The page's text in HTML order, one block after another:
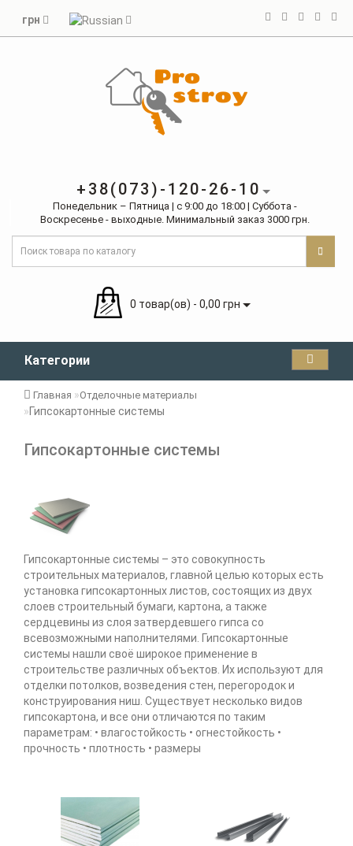
грн
+38(073)-120-26-10
Понедельник – Пятница | с 9:00 до 18:00 | Суббота -
Воскресенье - выходные. Минимальный заказ 3000 грн.
0 товар(ов) - 0,00 грн
Категории
Главная Отделочные материалы
Гипсокартонные системы
Гипсокартонные системы
Гипсокартонные системы – это совокупность
строительных материалов, главной целью которых есть
установка гипсокартонных листов, состоящих из двух
слоев строительный бумаги, картона, а также
сердцевины из слоя затвердевшего гипса со
всевозможными наполнителями. Гипсокартонные
системы нашли своё широкое применение в
строительстве различных объектов. Их используют для
отделки потолков, возведения стен, перегородок и
конструирования ниш. Существует несколько видов
гипсокартона, и все они отличаются по таким
параметрам: • влагостойкость • огнестойкость •
прочность • плотность • размеры